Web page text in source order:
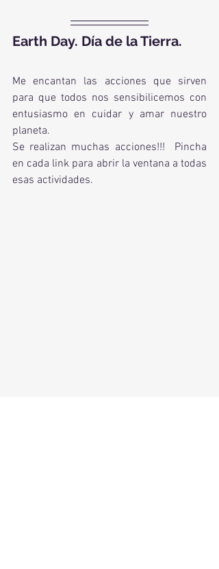
Earth Day. Día de la Tierra.
Me encantan las acciones que sirven
para que todos nos sensibilicemos con
entusiasmo en cuidar y amar nuestro
planeta.
Se realizan muchas acciones!!!  Pincha
en cada link para abrir la ventana a todas
esas actividades.